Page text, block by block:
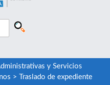
y Servicios
> Traslado de expediente